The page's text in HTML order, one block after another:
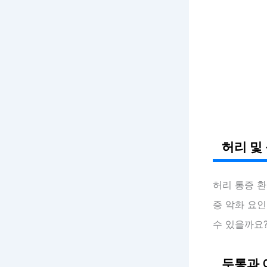
허리 및
허리 통증
증 악화 요
수 있을까요
두통과